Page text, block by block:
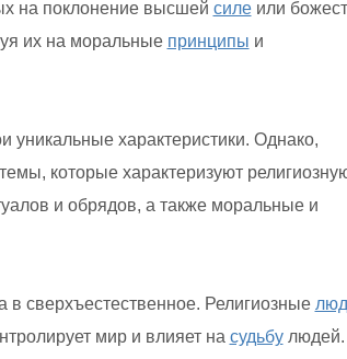
на поклонение высшей силеили
их на моральные принципы и
уникальные характеристики. Однако,
которые характеризуют
и обрядов, а также моральные и
в сверхъестественное. Религиозные
мир и влияет на судьбулюдей.